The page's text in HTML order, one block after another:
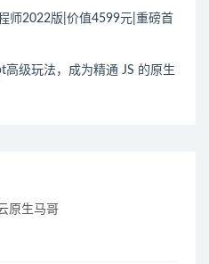
师2022版|价值4599元|重磅首
高级玩法，成为精通 JS 的原生
原生马哥